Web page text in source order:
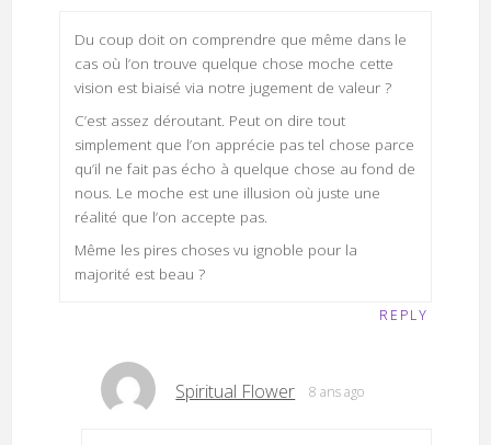
Du coup doit on comprendre que même dans le
cas où l’on trouve quelque chose moche cette
vision est biaisé via notre jugement de valeur ?
C’est assez déroutant. Peut on dire tout
simplement que l’on apprécie pas tel chose parce
qu’il ne fait pas écho à quelque chose au fond de
nous. Le moche est une illusion où juste une
réalité que l’on accepte pas.
Même les pires choses vu ignoble pour la
majorité est beau ?
REPLY
Spiritual Flower 8 ans ago